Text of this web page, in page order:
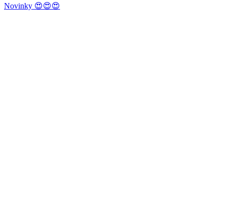
Novinky 😍😍😍